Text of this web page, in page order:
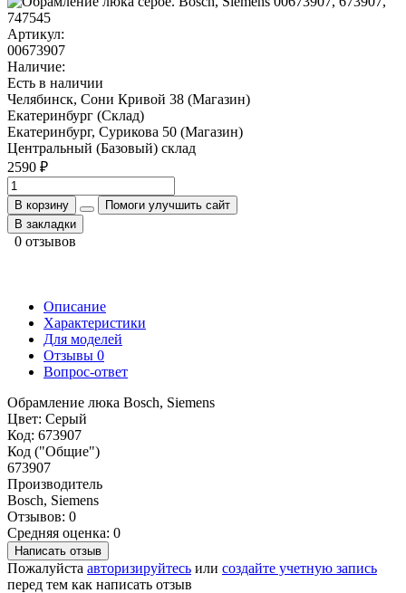
Артикул:
00673907
Наличие:
Есть в наличии
Челябинск, Сони Кривой 38 (Магазин)
Екатеринбург (Склад)
Екатеринбург, Сурикова 50 (Магазин)
Центральный (Базовый) склад
2590 ₽
В корзину
Помоги улучшить сайт
В закладки
0 отзывов
Описание
Характеристики
Для моделей
Отзывы 0
Вопрос-ответ
Обрамление люка Bosch, Siemens
Цвет: Серый
Код: 673907
Код ("Общие")
673907
Производитель
Bosch, Siemens
Отзывов: 0
Средняя оценка: 0
Написать отзыв
Пожалуйста авторизируйтесь или создайте учетную запись
перед тем как написать отзыв